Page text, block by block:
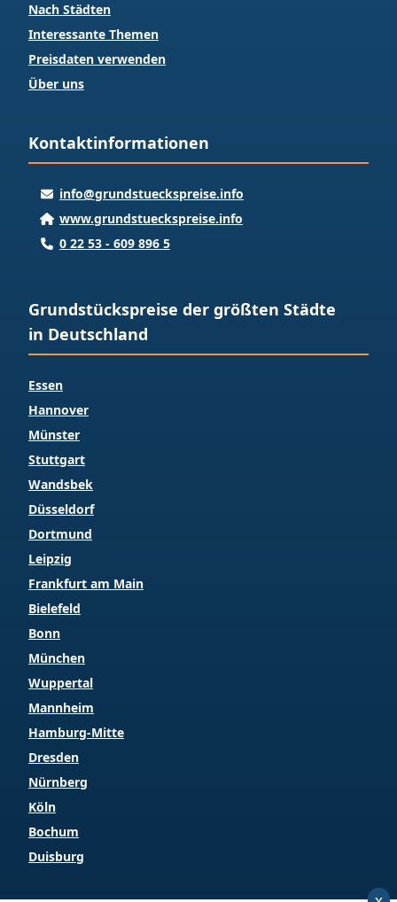
Nach Städten
Interessante Themen
Preisdaten verwenden
Über uns
Kontaktinformationen
info@grundstueckspreise.info
www.grundstueckspreise.info
0 22 53 - 609 896 5
Grundstückspreise der größten Städte
in Deutschland
Essen
Hannover
Münster
Stuttgart
Wandsbek
Düsseldorf
Dortmund
Leipzig
Frankfurt am Main
Bielefeld
Bonn
München
Wuppertal
Mannheim
Hamburg-Mitte
Dresden
Nürnberg
Köln
Bochum
Duisburg